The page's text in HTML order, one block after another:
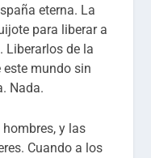
eterna. La
para liberar a
Liberarlos de la
este mundo sin
Nada.
y las
Cuando a los